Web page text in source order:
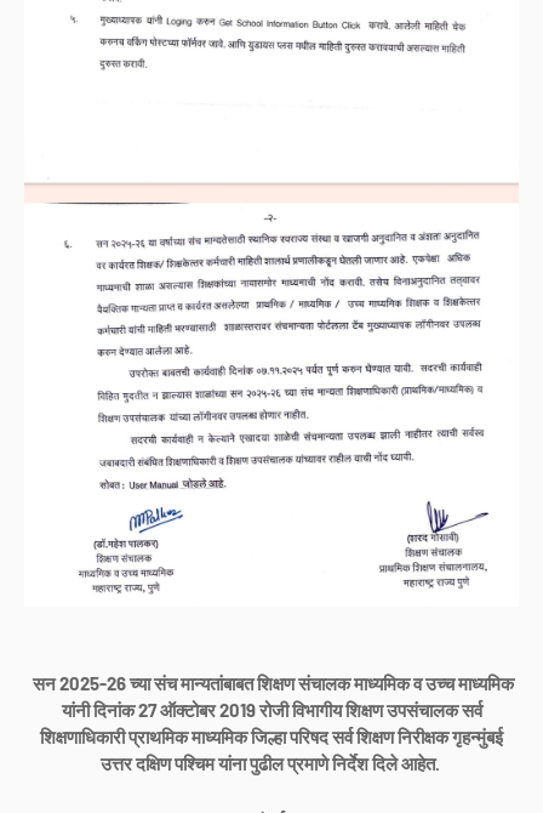
सन 2025-26 च्या संच मान्यतांबाबत शिक्षण संचालक माध्यमिक व उच्च माध्यमिक
यांनी दिनांक 27 ऑक्टोबर 2019 रोजी विभागीय शिक्षण उपसंचालक सर्व
शिक्षणाधिकारी प्राथमिक माध्यमिक जिल्हा परिषद सर्व शिक्षण निरीक्षक गृहन्मुंबई
उत्तर दक्षिण पश्चिम यांना पुढील प्रमाणे निर्देश दिले आहेत.